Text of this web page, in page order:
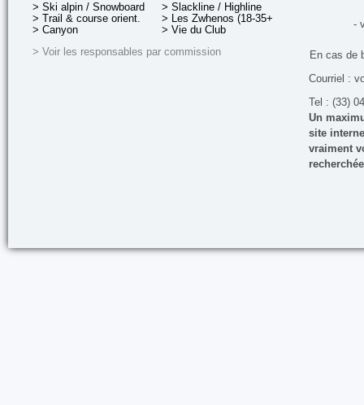
> Ski alpin / Snowboard
> Trail & course orient.
> Canyon
> Slackline / Highline
> Les Zwhenos (18-35+ ans)
> Vie du Club
> Voir les responsables par commission
-
En cas de
Courriel :
Tel : (33)
Un
site
vraiment